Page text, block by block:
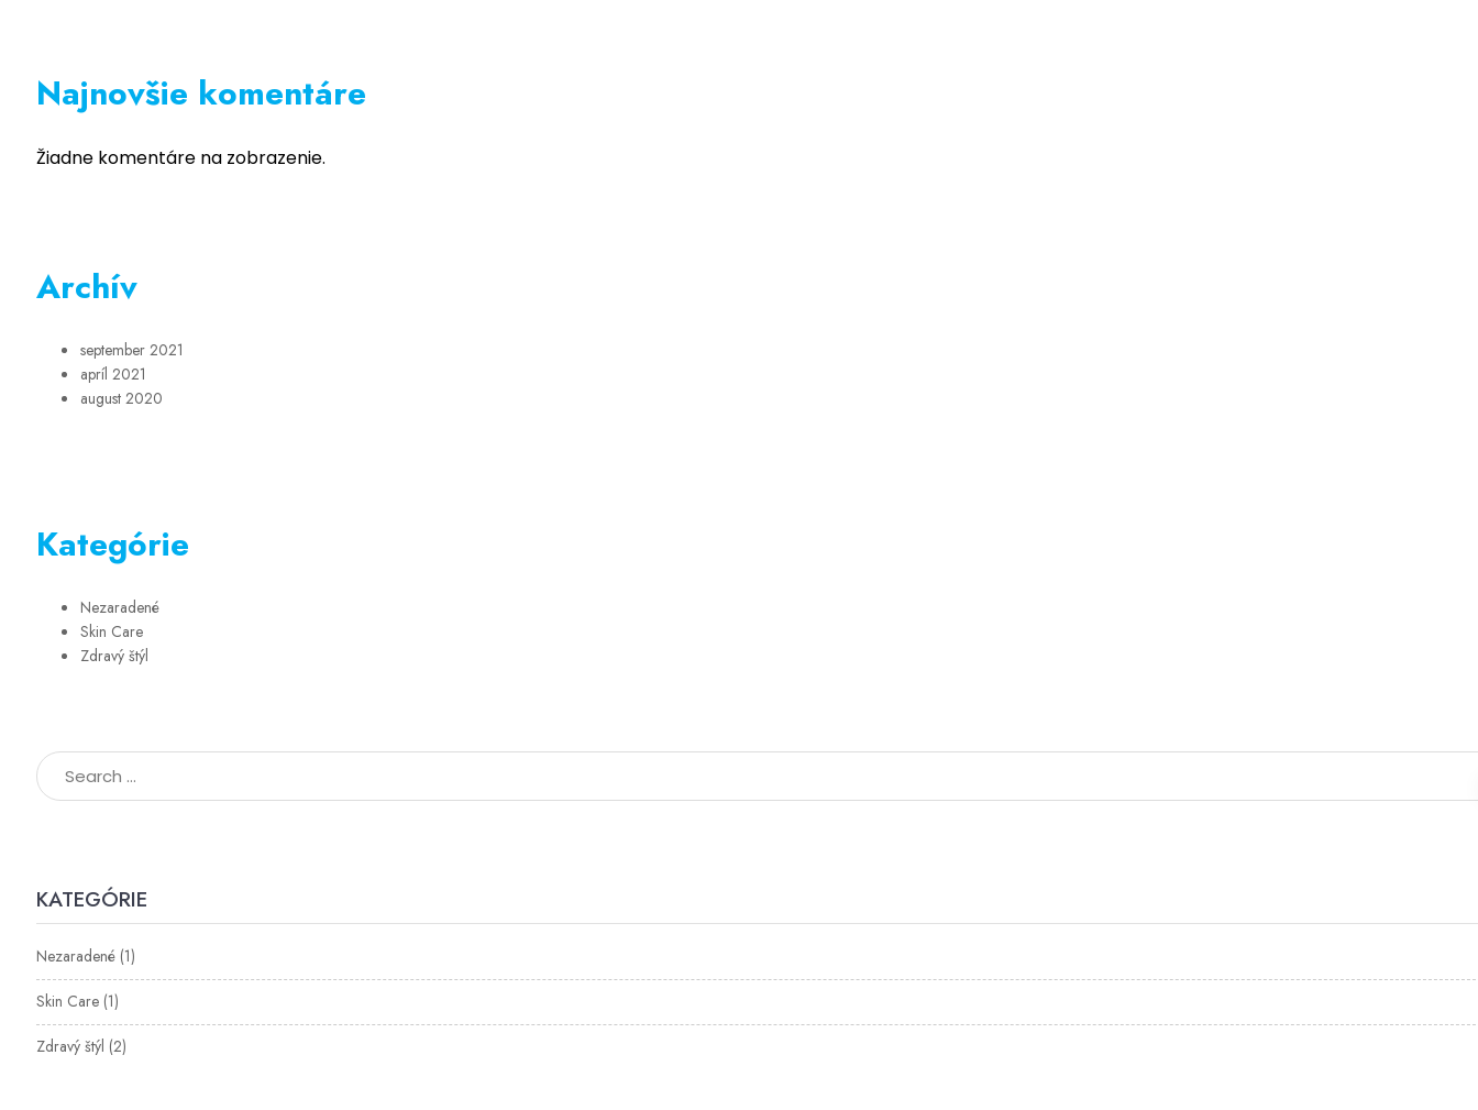
Najnovšie komentáre
Žiadne komentáre na zobrazenie.
Archív
september 2021
apríl 2021
august 2020
Kategórie
Nezaradené
Skin Care
Zdravý štýl
KATEGÓRIE
Nezaradené (1)
Skin Care (1)
Zdravý štýl (2)